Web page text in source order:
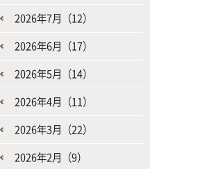
2026年7月（12）
2026年6月（17）
2026年5月（14）
2026年4月（11）
2026年3月（22）
2026年2月（9）